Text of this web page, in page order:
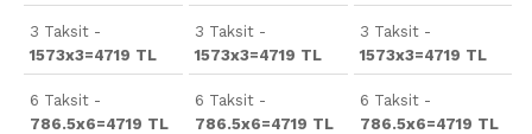
3 Taksit -
1573x3=4719 TL
6 Taksit -
786.5x6=4719 TL
3 Taksit -
1573x3=4719 TL
6 Taksit -
786.5x6=4719 TL
3 Taksit -
1573x3=4719 TL
6 Taksit -
786.5x6=4719 TL